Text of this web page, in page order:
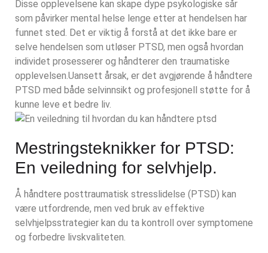
Disse opplevelsene kan skape dype psykologiske sår
som påvirker mental helse lenge etter at hendelsen har
funnet sted. Det er viktig å forstå at det ikke bare er
selve hendelsen som utløser PTSD, men også hvordan
individet prosesserer og håndterer den traumatiske
opplevelsen. Uansett årsak, er det avgjørende å håndtere
PTSD med både selvinnsikt og profesjonell støtte for å
kunne leve et bedre liv.
Mestringsteknikker for PTSD:
En veiledning for selvhjelp.
Å håndtere posttraumatisk stresslidelse (PTSD) kan
være utfordrende, men ved bruk av effektive
selvhjelpsstrategier kan du ta kontroll over symptomene
og forbedre livskvaliteten.